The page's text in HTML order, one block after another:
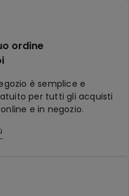
ordine
è semplice e
per tutti gli acquisti
e in negozio.